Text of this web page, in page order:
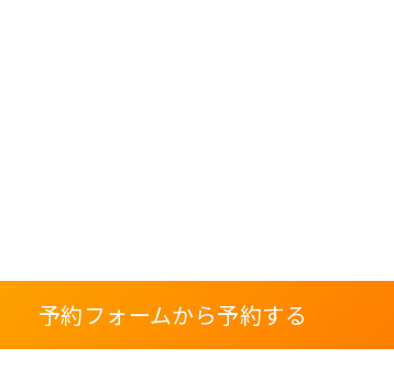
予約フォームから予約する